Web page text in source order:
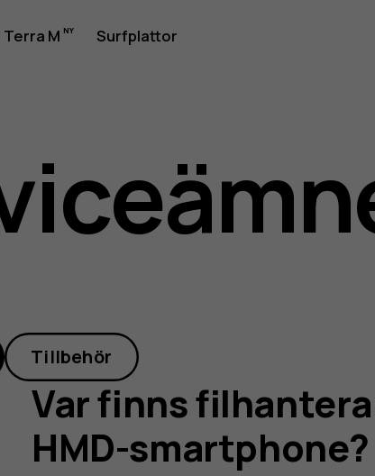
Terra M Surfplattor
Tillbehör
Var finns
HMD-smartphone?